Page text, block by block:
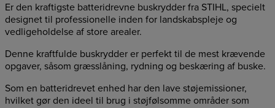
Er den kraftigste batteridrevne buskrydder fra STIHL, specielt
designet til professionelle inden for landskabspleje og
vedligeholdelse af store arealer.
Denne kraftfulde buskrydder er perfekt til de mest krævende
opgaver, såsom græsslåning, rydning og beskæring af buske.
Som en batteridrevet enhed har den lave støjemissioner,
hvilket gør den ideel til brug i støjfølsomme områder som